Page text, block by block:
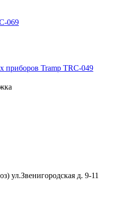
069
приборов Tramp TRC-049
ул.Звенигородская д. 9-11